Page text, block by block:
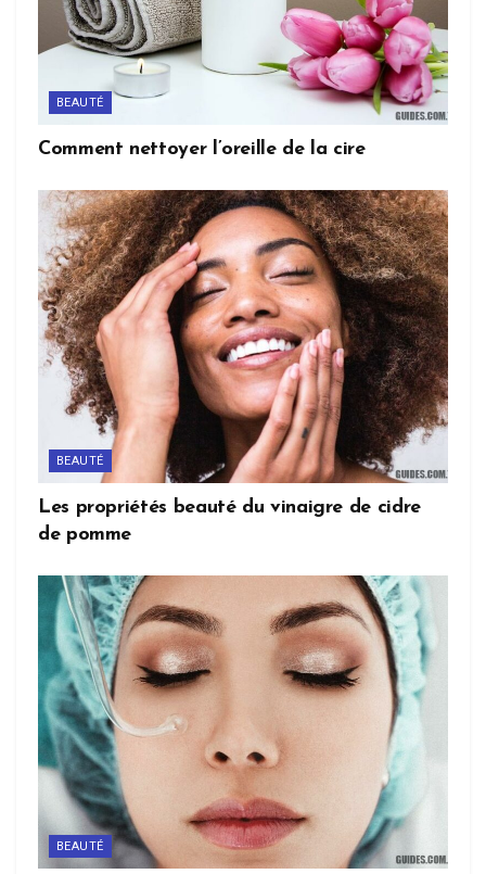
BEAUTÉ
Comment nettoyer l’oreille de la cire
BEAUTÉ
Les propriétés beauté du vinaigre de cidre
de pomme
BEAUTÉ